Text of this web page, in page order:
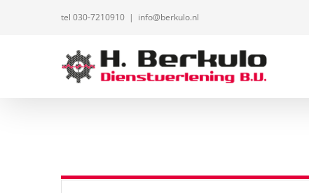
tel 030-7210910 | info@berkulo.nl